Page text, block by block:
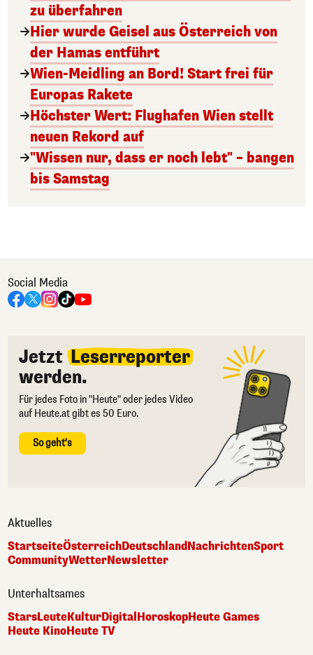
zu überfahren
Hier wurde Geisel aus Österreich von
der Hamas entführt
Wien-Meidling an Bord! Start frei für
Europas Rakete
Höchster Wert: Flughafen Wien stellt
neuen Rekord auf
"Wissen nur, dass er noch lebt" – bangen
bis Samstag
Social Media
Jetzt Leserreporter
werden.
Für jedes Foto in "Heute" oder jedes Video
auf Heute.at gibt es 50 Euro.
So geht's
Aktuelles
StartseiteÖsterreichDeutschlandNachrichtenSport
CommunityWetterNewsletter
Unterhaltsames
StarsLeuteKulturDigital HoroskopHeute Games
Heute KinoHeute TV